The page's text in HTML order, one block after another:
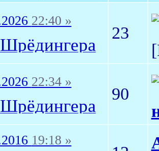
22:40 »
23
22:34 »
90
19:18 »